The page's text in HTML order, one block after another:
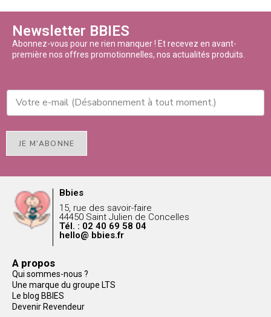
Newsletter BBIES
Abonnez-vous pour ne rien manquer ! Et recevez en avant-
première nos offres promotionnelles, nos actualités produits.
JE M'ABONNE
Bbies
15, rue des savoir-faire
44450 Saint Julien de Concelles
Tél. : 02 40 69 58 04
hello@ bbies.fr
A propos
Qui sommes-nous ?
Une marque du groupe LTS
Le blog BBIES
Devenir Revendeur